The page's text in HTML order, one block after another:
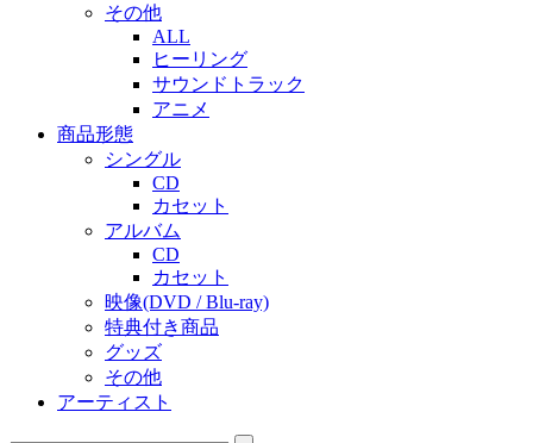
その他
ALL
ヒーリング
サウンドトラック
アニメ
商品形態
シングル
CD
カセット
アルバム
CD
カセット
映像(DVD / Blu-ray)
特典付き商品
グッズ
その他
アーティスト